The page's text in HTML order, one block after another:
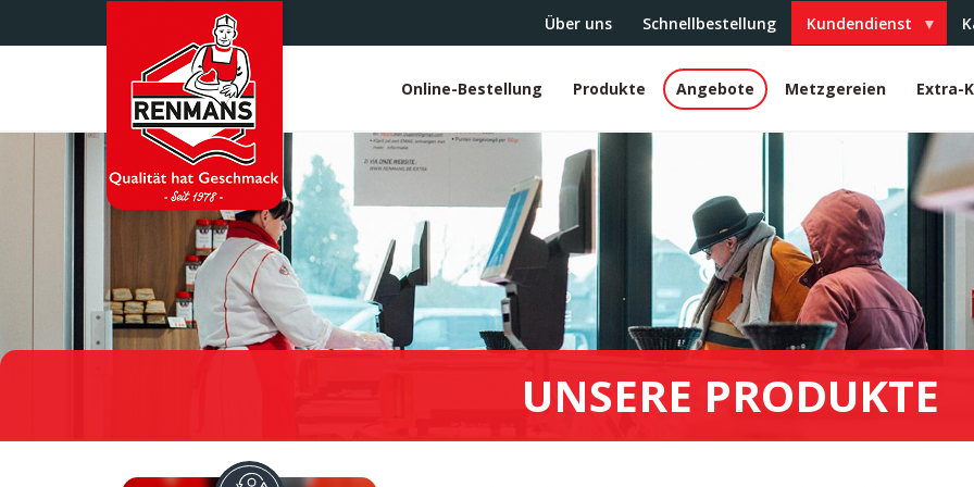
Über uns Schnellbestellung Kundendienst
White
header
Online-Bestellung Produkte Angebote Metzgereien Extra-
UNSERE PRODUKTE